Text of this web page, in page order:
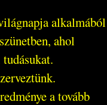
alkalmából
ahol
a tovább